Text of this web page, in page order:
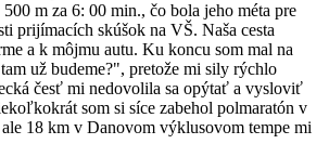
m za 6: 00 min., čo bola jeho méta pre
prijímacích skúšok na VŠ. Naša cesta
a k môjmu autu. Ku koncu som mal na
už budeme?", pretože mi sily rýchlo
česť mi nedovolila sa opýtať a vysloviť
som si síce zabehol polmaratón v
18 km v Danovom výklusovom tempe mi